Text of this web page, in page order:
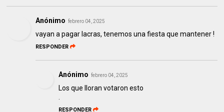
Anónimo febrero 04, 2025
vayan a pagar lacras, tenemos una fiesta que mantener !
RESPONDER
Anónimo febrero 04, 2025
Los que lloran votaron esto
.
RESPONDER